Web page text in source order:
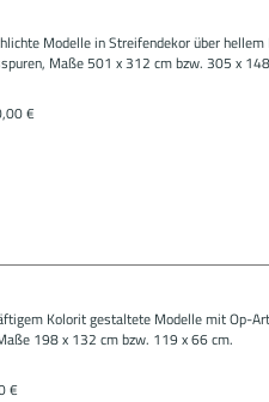
Modelle in Streifendekor über hellem
Maße 501 x 312 cm bzw. 305 x
€
Kolorit gestaltete Modelle mit Op-
198 x 132 cm bzw. 119 x 66 cm.
€